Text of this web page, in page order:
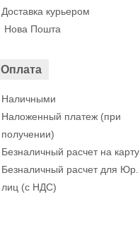
Доставка курьером
Нова Пошта
Оплата
Наличными
Наложенный платеж (при
получении)
Безналичный расчет на карту
Безналичный расчет для Юр.
лиц (с НДС)